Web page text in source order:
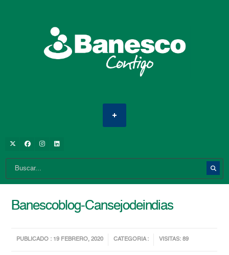
Banescoblog-Cansejodeindias
PUBLICADO : 19 FEBRERO, 2020 CATEGORIA : VISITAS: 89